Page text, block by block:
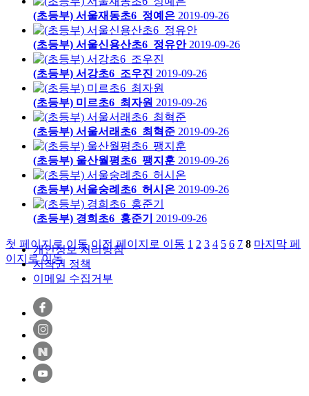
(초등부) 서울재동초6_정예은 2019-09-26
(초등부) 서울신용산초6_정유안 2019-09-26
(초등부) 서강초6_조우진 2019-09-26
(초등부) 미르초6_최자원 2019-09-26
(초등부) 서울서래초6_최혁준 2019-09-26
(초등부) 울산월평초6_팽지훈 2019-09-26
(초등부) 서울숭례초6_허시온 2019-09-26
(초등부) 경희초6_홍준기 2019-09-26
첫 페이지로 이동 이전 페이지로 이동 1 2 3 4 5 6 7 8 마지막 페
이지로 이동
개인정보 처리방침
저작권 정책
이메일 수집거부